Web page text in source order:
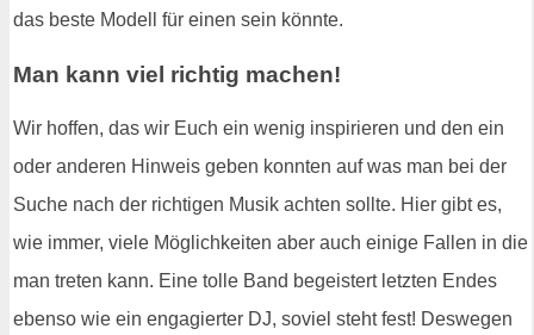
das beste Modell für einen sein könnte.
Man kann viel richtig machen!
Wir hoffen, das wir Euch ein wenig inspirieren und den ein
oder anderen Hinweis geben konnten auf was man bei der
Suche nach der richtigen Musik achten sollte. Hier gibt es,
wie immer, viele Möglichkeiten aber auch einige Fallen in die
man treten kann. Eine tolle Band begeistert letzten Endes
ebenso wie ein engagierter DJ, soviel steht fest! Deswegen